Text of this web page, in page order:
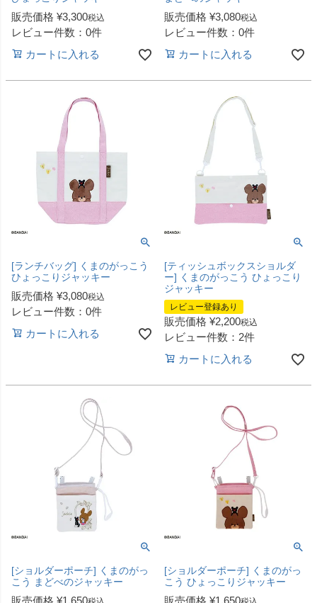
販売価格 ¥3,300税込
レビュー件数：0件
カートに入れる
販売価格 ¥3,080税込
レビュー件数：0件
カートに入れる
[ランチバッグ] くまのがっこう
ひょっこりジャッキー
販売価格 ¥3,080税込
レビュー件数：0件
カートに入れる
[ティッシュボックスショルダ
ー] くまのがっこう ひょっこり
ジャッキー
レビュー登録あり
販売価格 ¥2,200税込
レビュー件数：2件
カートに入れる
[ショルダーポーチ] くまのがっ
こう まどべのジャッキー
販売価格 ¥1,650
[ショルダーポーチ] くまのがっ
こう ひょっこりジャッキー
販売価格 ¥1,650